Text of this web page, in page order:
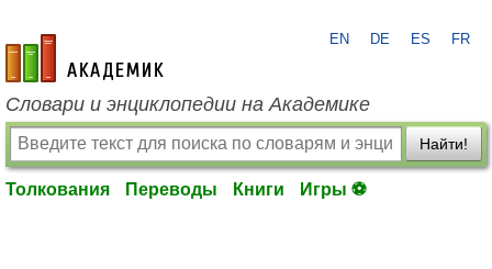
academic.ru
EN DE ES FR
Словари и энциклопедии на Академике
Найти!
Толкования Переводы Книги Игры ⚽